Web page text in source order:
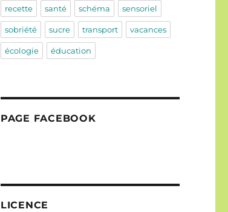
recette santé schéma sensoriel
sobriété sucre transport vacances
écologie éducation
PAGE FACEBOOK
LICENCE